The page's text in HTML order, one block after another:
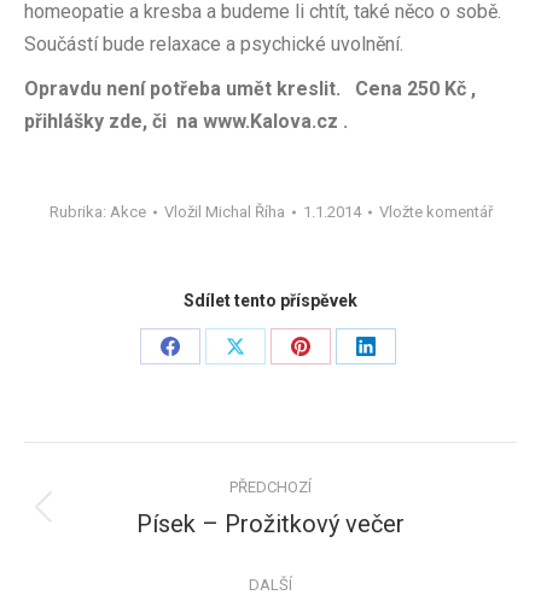
homeopatie a kresba a budeme li chtít, také něco o sobě.
Součástí bude relaxace a psychické uvolnění.
Opravdu není potřeba umět kreslit. Cena 250 Kč ,
přihlášky zde, či na www.Kalova.cz .
Rubrika: Akce Vložil Michal Říha 1.1.2014 Vložte komentář
Sdílet tento příspěvek
Share
Share
Share
Share
příspěvků
PŘEDCHOZÍ
Předchozí
Písek – Prožitkový večer
DALŠÍ